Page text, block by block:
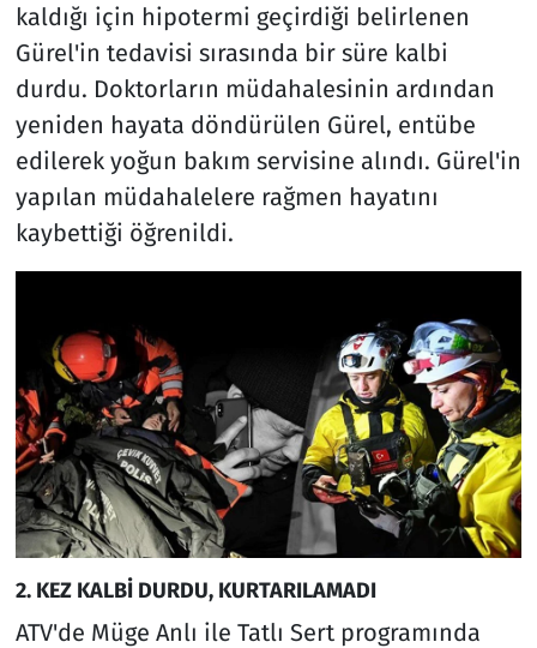
kaldığı için hipotermi geçirdiği belirlenen
Gürel'in tedavisi sırasında bir süre kalbi
durdu. Doktorların müdahalesinin ardından
yeniden hayata döndürülen Gürel, entübe
edilerek yoğun bakım servisine alındı. Gürel'in
yapılan müdahalelere rağmen hayatını
kaybettiği öğrenildi.
2. KEZ KALBİ DURDU, KURTARILAMADI
ATV'de Müge Anlı ile Tatlı Sert programında